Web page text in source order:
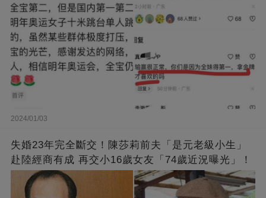
2024/01/03
失婚23年完全斷交！陳莎莉前夫「是元老級小生」
赴陸經商有成 再交小16歲女友「74歲近況曝光」！